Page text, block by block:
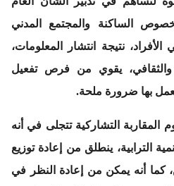
الساكنة والمجتمع المدني
نتيجة انتشار المعلومات،
والثقافي، يقوي من فرص تفعيل
بها ضرورة ملحة.
المقاربة التشاركية تتجلى في أنه
الترابية، ينطلق من إعادة توزيع
كما أنه يمكن من إعادة النظر في